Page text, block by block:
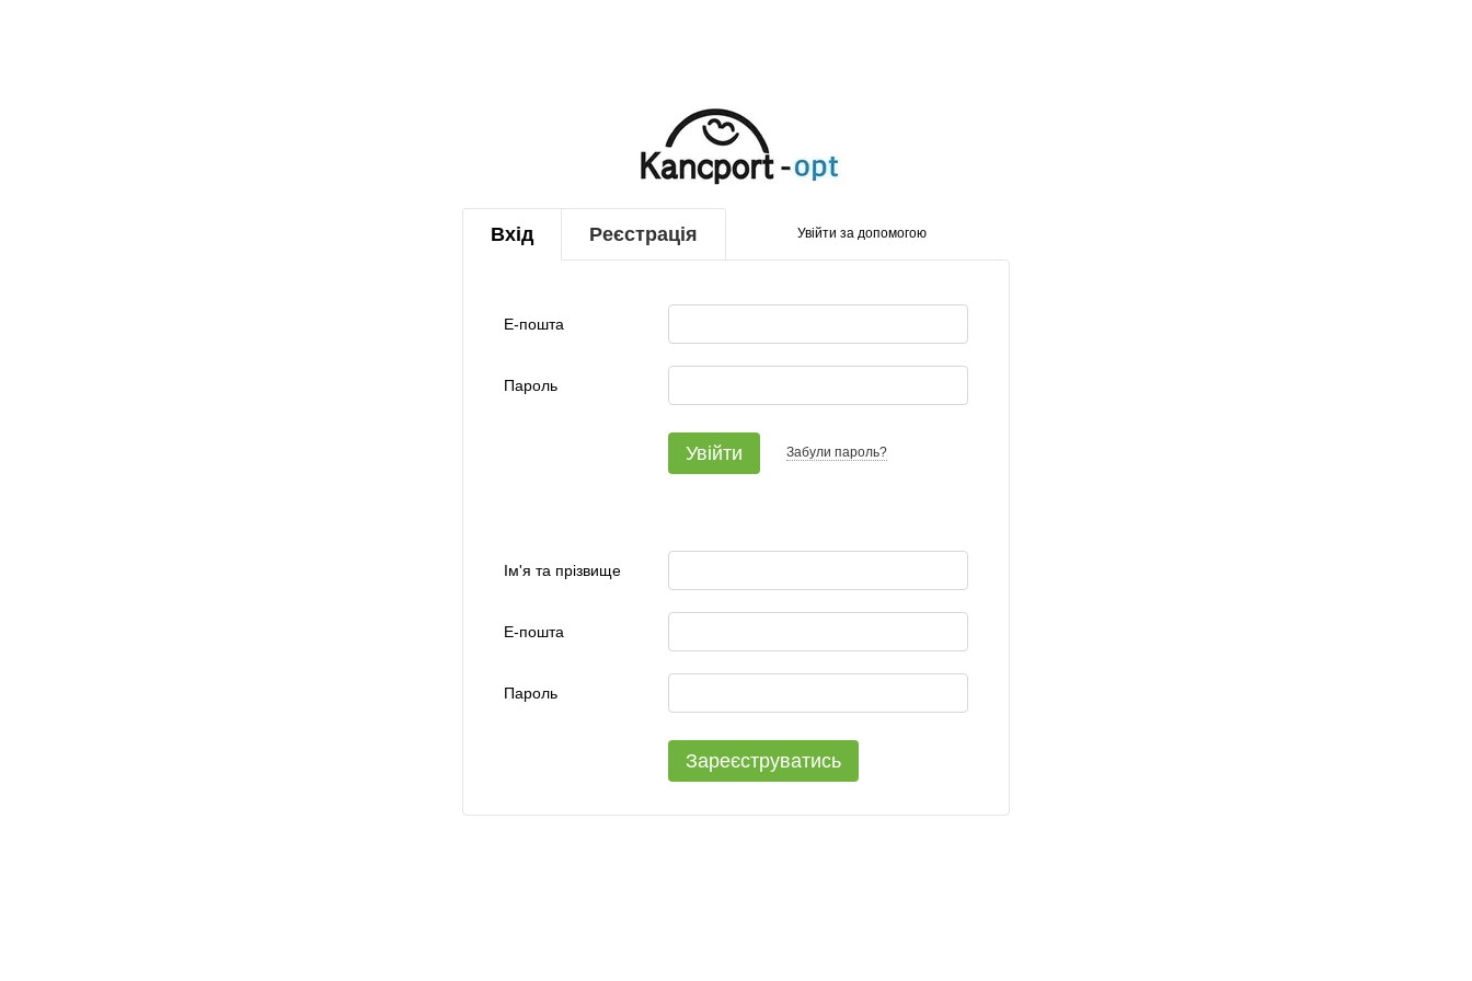
Вхід Реєстрація Увійти за допомогою
Е-пошта
Пароль
Увійти Забули пароль?
Ім'я та прізвище
Е-пошта
Пароль
Зареєструватись